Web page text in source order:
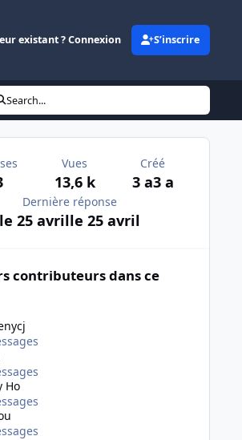
existant ? Connexion S’inscrire
Search...
Vues
13,6 k
Créé
3 a3 a
Dernière réponse
le 25 avrille 25 avril
contributeurs dans ce
Ho